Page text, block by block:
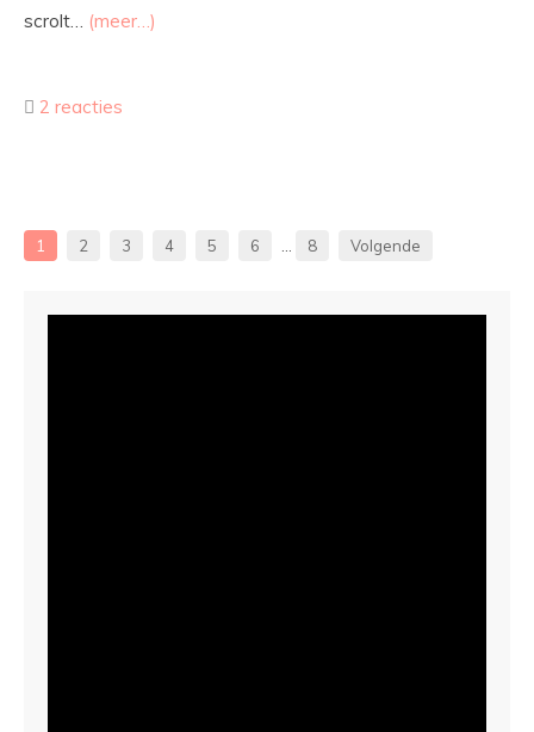
scrolt… (meer…)
2 reacties
1 2 3 4 5 6 8 Volgende